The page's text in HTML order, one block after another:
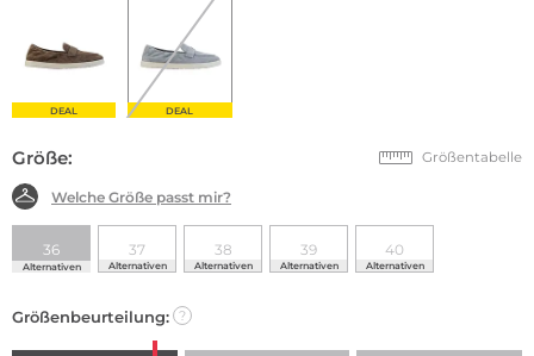
DEAL DEAL
Größe: Größentabelle
Welche Größe passt mir?
36
Alternativen
37
Alternativen
38
Alternativen
39
Alternativen
40
Alternativen
Größenbeurteilung: ?